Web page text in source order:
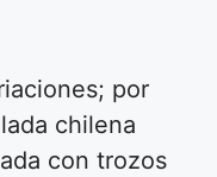
por
chilena
con trozos